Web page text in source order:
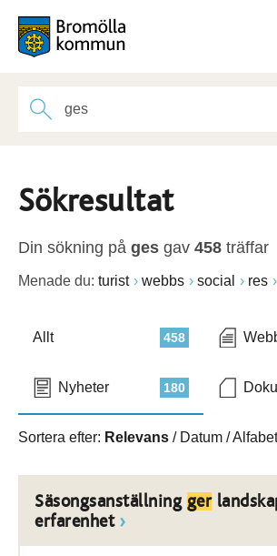
Sökresultat
Din sökning på ges gav 458 träffar
Menade du: turist webbs social res
458
Allt
180
Nyheter
Sortera efter: Relevans / Datum /
Säsongsanställning ger
erfarenhet